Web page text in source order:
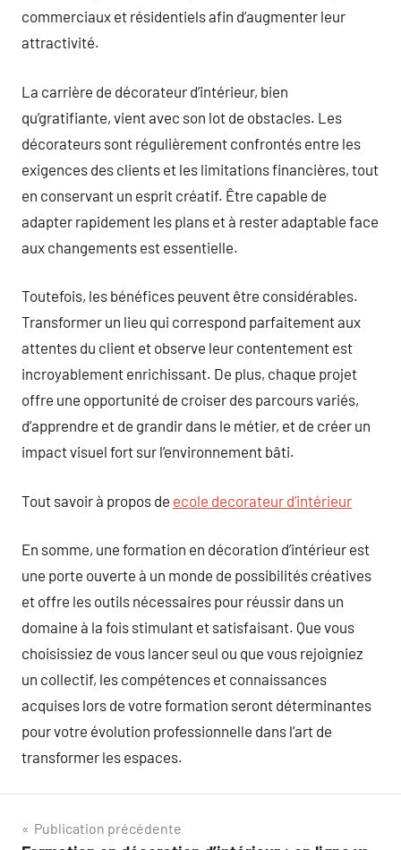
commerciaux et résidentiels afin d’augmenter leur
attractivité.
La carrière de décorateur d’intérieur, bien
qu’gratifiante, vient avec son lot de obstacles. Les
décorateurs sont régulièrement confrontés entre les
exigences des clients et les limitations financières, tout
en conservant un esprit créatif. Être capable de
adapter rapidement les plans et à rester adaptable face
aux changements est essentielle.
Toutefois, les bénéfices peuvent être considérables.
Transformer un lieu qui correspond parfaitement aux
attentes du client et observe leur contentement est
incroyablement enrichissant. De plus, chaque projet
offre une opportunité de croiser des parcours variés,
d’apprendre et de grandir dans le métier, et de créer un
impact visuel fort sur l’environnement bâti.
Tout savoir à propos de ecole decorateur d’intérieur
En somme, une formation en décoration d’intérieur est
une porte ouverte à un monde de possibilités créatives
et offre les outils nécessaires pour réussir dans un
domaine à la fois stimulant et satisfaisant. Que vous
choisissiez de vous lancer seul ou que vous rejoigniez
un collectif, les compétences et connaissances
acquises lors de votre formation seront déterminantes
pour votre évolution professionnelle dans l’art de
transformer les espaces.
Navigation
Publication précédente